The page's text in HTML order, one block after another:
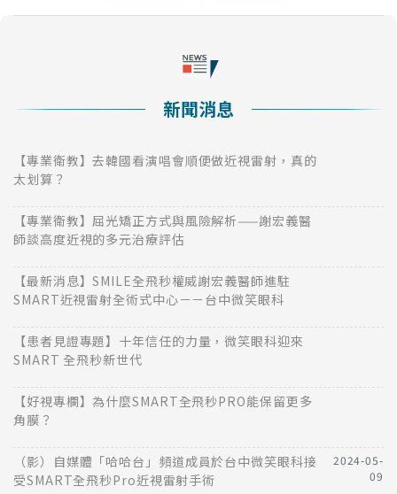
新聞消息
【專業衛教】去韓國看演唱會順便做近視雷射，真的
太划算？
【專業衛教】屈光矯正方式與風險解析——謝宏義醫
師談高度近視的多元治療評估
【最新消息】SMILE全飛秒權威謝宏義醫師進駐
SMART近視雷射全術式中心－－台中微笑眼科
【患者見證專題】十年信任的力量，微笑眼科迎來
SMART 全飛秒新世代
【好視專欄】為什麼SMART全飛秒PRO能保留更多
角膜？
（影）自媒體「哈哈台」頻道成員於台中微笑眼科接
受SMART全飛秒Pro近視雷射手術
2024-05-
09